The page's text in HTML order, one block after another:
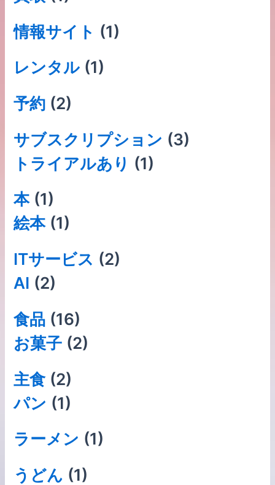
情報サイト (1)
レンタル (1)
予約 (2)
サブスクリプション (3)
トライアルあり (1)
本(1)
絵本(1)
ITサービス (2)
AI (2)
食品 (16)
お菓子 (2)
主食(2)
パン (1)
ラーメン (1)
うどん (1)